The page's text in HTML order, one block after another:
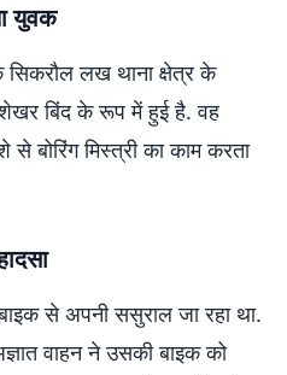
युवक
लख थाना क्षेत्र के
शेखर बिंद के रूप में हुई है. वह
बोरिंग मिस्त्री का काम करता
से अपनी ससुराल जा रहा था.
वाहन ने उसकी बाइक को